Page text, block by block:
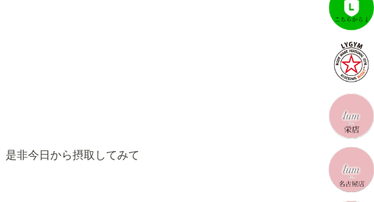
非今日から摂取してみて